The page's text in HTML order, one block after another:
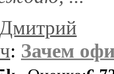
: Зачем